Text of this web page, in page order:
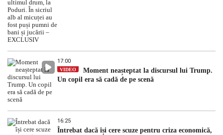
17:00
VIDEO
Moment neașteptat la discursul lui Trump.
Un copil era să cadă de pe scenă
16:25
Întrebat dacă își cere scuze pentru criza economică,